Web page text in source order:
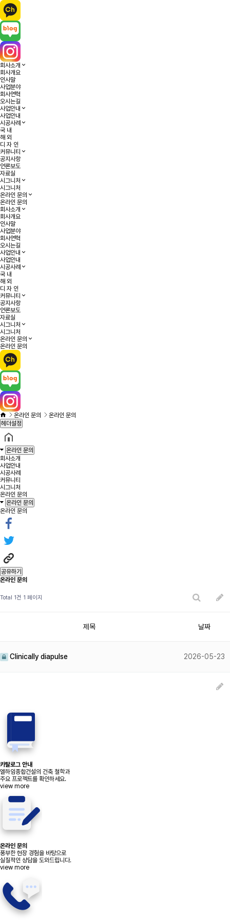
회사소개
회사개요
인사말
사업분야
회사연혁
오시는길
사업안내
사업안내
시공사례
국 내
해 외
디 자 인
커뮤니티
공지사항
언론보도
자료실
시그니처
시그니처
온라인 문의
온라인 문의
회사소개
회사개요
인사말
사업분야
회사연혁
오시는길
사업안내
사업안내
시공사례
국 내
해 외
디 자 인
커뮤니티
공지사항
언론보도
자료실
시그니처
시그니처
온라인 문의
온라인 문의
온라인 문의
온라인 문의
헤더설정
온라인 문의
회사소개
사업안내
시공사례
커뮤니티
시그니처
온라인 문의
온라인 문의
온라인 문의
공유하기
온라인 문의
Total 1건 1 페이지
제목 날짜
Clinically diapulse 2026-05-23
카탈로그 안내
엘하임종합건설의 건축 철학과
주요 프로젝트를 확인하세요.
view more
온라인 문의
풍부한 현장 경험을 바탕으로
실질적인 상담을 도와드립니다.
view more